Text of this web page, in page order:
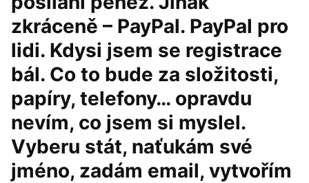
zkráceně – PayPal. PayPal pro
lidi. Kdysi jsem se registrace
bál. Co to bude za složitosti,
papíry, telefony… opravdu
nevím, co jsem si myslel.
Vyberu stát, naťukám své
jméno, zadám email, vytvořím